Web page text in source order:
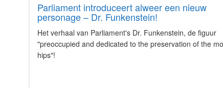
Parliament introduceert alweer een nieuw
personage – Dr. Funkenstein!
Het verhaal van Parliament's Dr. Funkenstein, de figuur
"preoccupied and dedicated to the preservation of the
hips"!